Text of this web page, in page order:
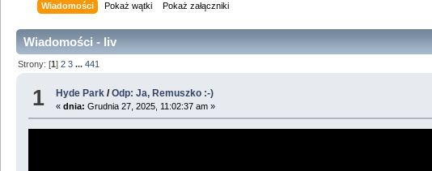
Wiadomości Pokaż wątki Pokaż załączniki
Wiadomości - liv
Strony: [1]2 3 ...441
1 Hyde Park /Odp: Ja, Remuszko :-)
«dnia: Grudnia 27, 2025, 11:02:37 am »